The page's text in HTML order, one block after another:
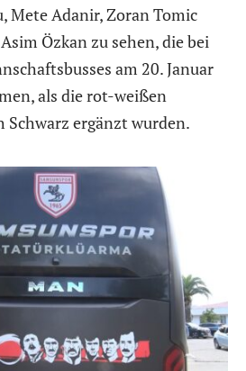
Mete Adanir, Zoran Tomic
Özkan zu sehen, die bei
am 20. Januar
als die rot-weißen
Schwarz ergänzt wurden.